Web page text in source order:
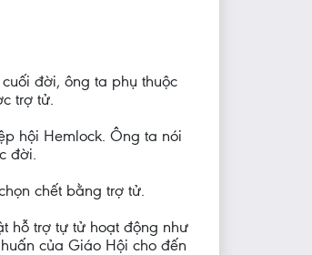
đời, ông ta phụ thuộc
trợ tử.
hội Hemlock. Ông ta nói
đời.
chết bằng trợ tử.
hỗ trợ tự tử hoạt động như
của Giáo Hội cho đến